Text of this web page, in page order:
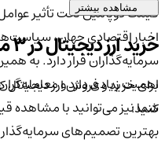
قیمت دوپامین تحت تأثیر
اخبار اقتصادی جهان،
سرمایه‌گذاران قرار دارد. به
اهمیت زیادی دارد و
شما نیز می‌توانید با مشاهده
بهترین تصمیم‌های
مشاهده بیشتر
خرید ارز دیجیتال در 3 مرحله ساده
برای خرید و فروش ارز دیجیتال
کنید: